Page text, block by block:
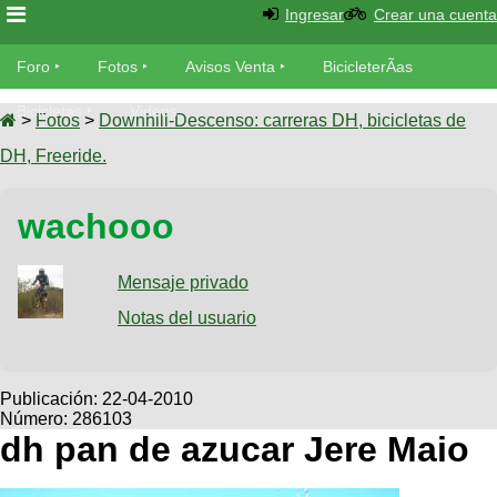
Foro
Foro
TÃ©cnica
Fotos
tu foto
Galeria
XC
Viajes
Descenso
Dirt
SUBÃ
tu
Buscar
Ultimos
Fotos
BicicleterÃ­
as
Bicicletas
Tandem
Videos
Cicloturismo
Ingresar Crear una cuenta
Foro Fotos Avisos Venta BicicleterÃ­as
Bicicletas Videos
> Fotos > Downhill-Descenso: carreras DH, bicicletas de
DH, Freeride.
wachooo
Mensaje privado
Notas del usuario
Publicación: 22-04-2010
Número: 286103
dh pan de azucar Jere Maio